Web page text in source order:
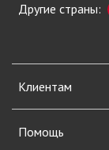
Клиентам
Помощь
Другие страны: